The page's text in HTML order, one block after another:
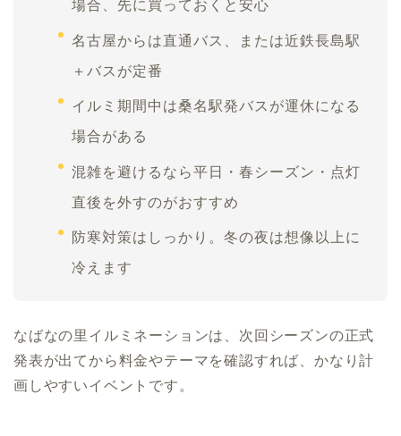
場合、先に買っておくと安心
名古屋からは直通バス、または近鉄長島駅
＋バスが定番
イルミ期間中は桑名駅発バスが運休になる
場合がある
混雑を避けるなら平日・春シーズン・点灯
直後を外すのがおすすめ
防寒対策はしっかり。冬の夜は想像以上に
冷えます
なばなの里イルミネーションは、次回シーズンの正式
発表が出てから料金やテーマを確認すれば、かなり計
画しやすいイベントです。